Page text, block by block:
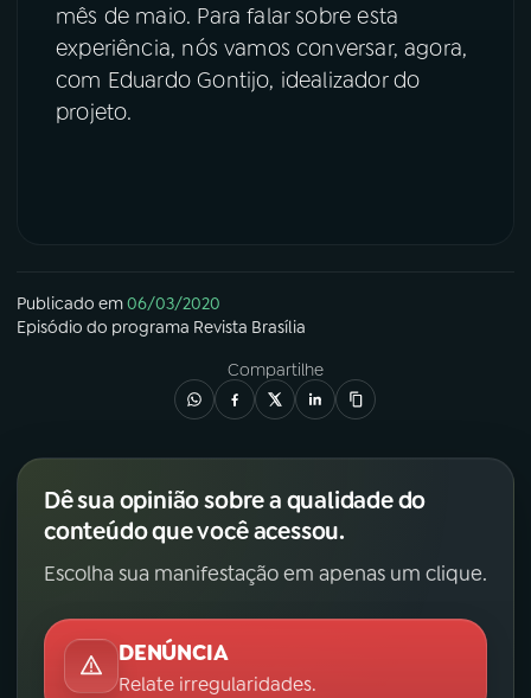
ACOMPANHE A RÁDIO NACIONAL
YouTube
mês de maio. Para falar sobre esta
experiência, nós vamos conversar, agora,
com Eduardo Gontijo, idealizador do
projeto.
Publicado em06/03/2020
Episódio do programa Revista Brasília
Compartilhe
Dê sua opinião sobre a qualidade do
conteúdo que você acessou.
Escolha sua manifestação em apenas um clique.
DENÚNCIA
Relate irregularidades.